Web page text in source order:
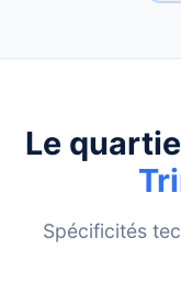
Le
Spécificités